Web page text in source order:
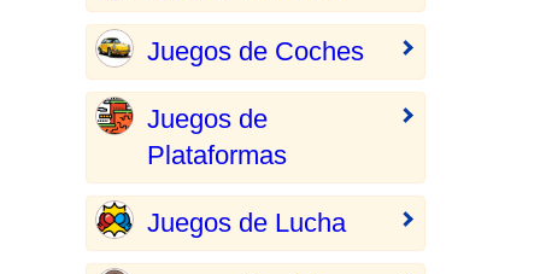
Juegos de Coches
Juegos de
Plataformas
Juegos de Lucha